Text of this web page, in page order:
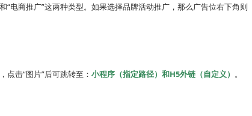
“电商推广”这两种类型。如果选择品牌活动推广，那么广告位右下角则
点击“图片”后可跳转至： 小程序（指定路径）和H5外链（自定义） 。